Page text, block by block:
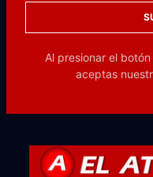
Al presionar el
aceptas